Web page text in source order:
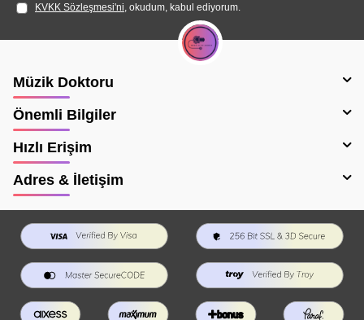
KVKK Sözleşmesi'ni, okudum, kabul ediyorum.
Müzik Doktoru
Önemli Bilgiler
Hızlı Erişim
Adres & İletişim